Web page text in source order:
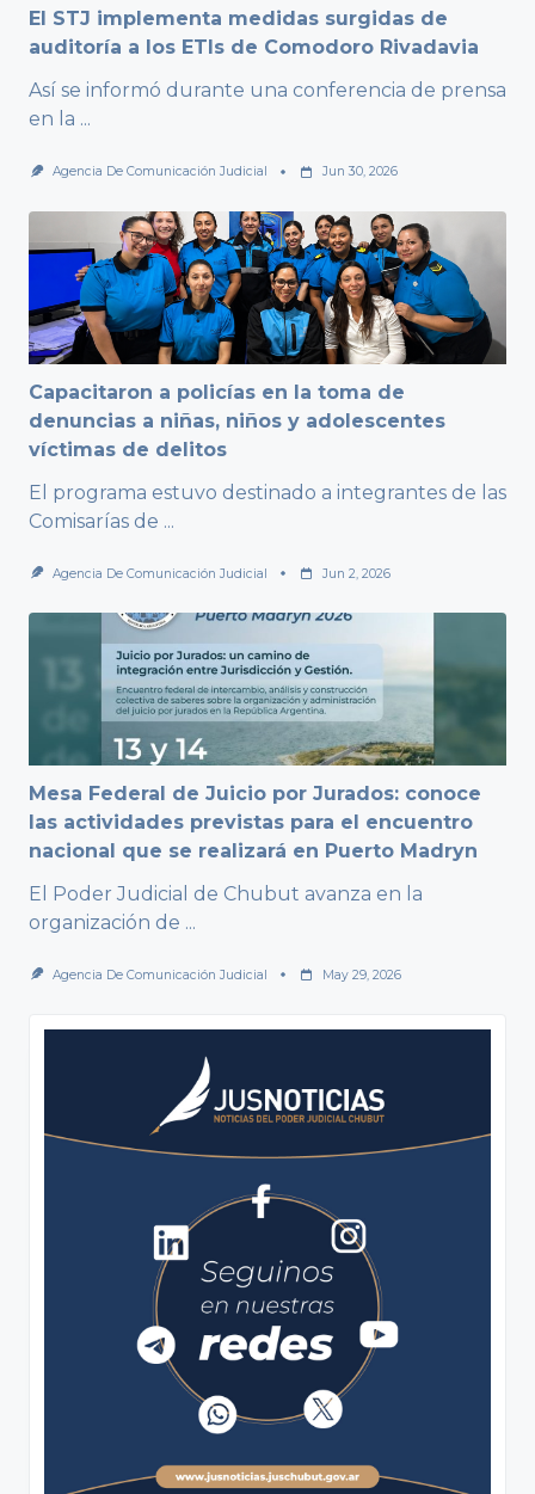
El STJ implementa medidas surgidas de
auditoría a los ETIs de Comodoro Rivadavia
Así se informó durante una conferencia de prensa
en la ...
Agencia De Comunicación Judicial Jun 30, 2026
Capacitaron a policías en la toma de
denuncias a niñas, niños y adolescentes
víctimas de delitos
El programa estuvo destinado a integrantes de las
Comisarías de ...
Agencia De Comunicación Judicial Jun 2, 2026
Mesa Federal de Juicio por Jurados: conoce
las actividades previstas para el encuentro
nacional que se realizará en Puerto Madryn
El Poder Judicial de Chubut avanza en la
organización de ...
Agencia De Comunicación Judicial May 29, 2026